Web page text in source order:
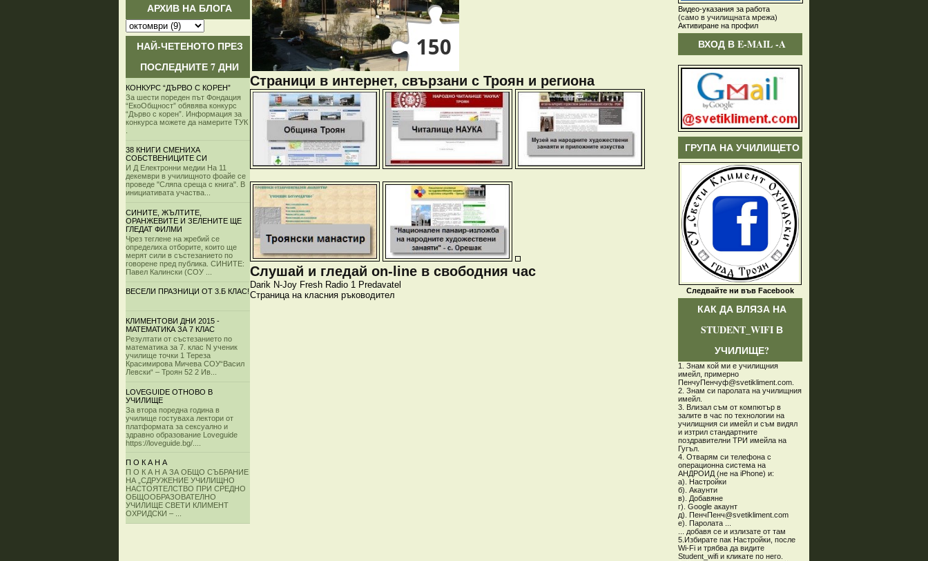
АРХИВ НА БЛОГА
НАЙ-ЧЕТЕНОТО ПРЕЗ
ПОСЛЕДНИТЕ 7 ДНИ
КОНКУРС “ДЪРВО С КОРЕН”
За шести пореден път Фондация
“ЕкоОбщност” обявява конкурс
“Дърво с корен”. Информация за
конкурса можете да намерите ТУК
38 КНИГИ СМЕНИХА
СОБСТВЕНИЦИТЕ СИ
И Д Електронни медии На 11
декември в училищното фоайе се
проведе "Сляпа среща с книга". В
инициативата участва...
СИНИТЕ, ЖЪЛТИТЕ,
ОРАНЖЕВИТЕ И ЗЕЛЕНИТЕ ЩЕ
ГЛЕДАТ ФИЛМИ
Чрез теглене на жребий се
определиха отборите, които ще
мерят сили в състезанието по
говорене пред публика. СИНИТЕ:
Павел Калински (СОУ ...
ВЕСЕЛИ ПРАЗНИЦИ ОТ 3.Б КЛАС!
КЛИМЕНТОВИ ДНИ 2015 -
МАТЕМАТИКА ЗА 7 КЛАС
Резултати от състезанието по
математика за 7. клас N ученик
училище точки 1 Тереза
Красимирова Мичева СОУ“Васил
Левски“ – Троян 52 2 Ив...
LOVEGUIDE ОТНОВО В
УЧИЛИЩЕ
За втора поредна година в
училище гостуваха лектори от
платформата за сексуално и
здравно образование Loveguide
https://loveguide.bg/....
П О К А Н А
П О К А Н А ЗА ОБЩО СЪБРАНИЕ
НА „СДРУЖЕНИЕ УЧИЛИЩНО
НАСТОЯТЕЛСТВО ПРИ СРЕДНО
ОБЩООБРАЗОВАТЕЛНО
УЧИЛИЩЕ СВЕТИ КЛИМЕНТ
ОХРИДСКИ – ...
Страници в интернет, свързани с Троян и региона
Слушай и гледай on-line в свободния час
Darik N-Joy Fresh Radio 1 Predavatel
Страница на класния ръководител
Видео-указания за работа
(само в училищната мрежа)
Активиране на профил
ВХОД В E-MAIL -A
ГРУПА НА УЧИЛИЩЕТО
Следвайте ни във Facebook
КАК ДА ВЛЯЗА НА
STUDENT_WIFI В
УЧИЛИЩЕ?
1. Знам кой ми е училищния
имейл, примерно
ПенчуПенчуф@svetikliment.com.
2. Знам си паролата на училищния
имейл.
3. Влизал съм от компютър в
залите в час по технологии на
училищния си имейл и съм видял
и изтрил стандартните
поздравителни ТРИ имейла на
Гугъл.
4. Отварям си телефона с
операционна система на
АНДРОИД (не на iPhone) и:
а). Настройки
б). Акаунти
в). Добавяне
г). Google акаунт
д). ПенчПенч@svetikliment.com
е). Паролата ...
... добавя се и излизате от там
5.Избирате пак Настройки, после
Wi-Fi и трябва да видите
Student_wifi и кликате по него.